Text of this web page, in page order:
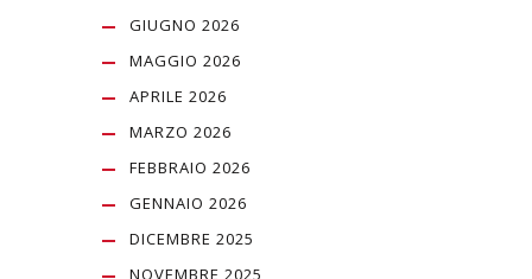
GIUGNO 2026
MAGGIO 2026
APRILE 2026
MARZO 2026
FEBBRAIO 2026
GENNAIO 2026
DICEMBRE 2025
NOVEMBRE 2025